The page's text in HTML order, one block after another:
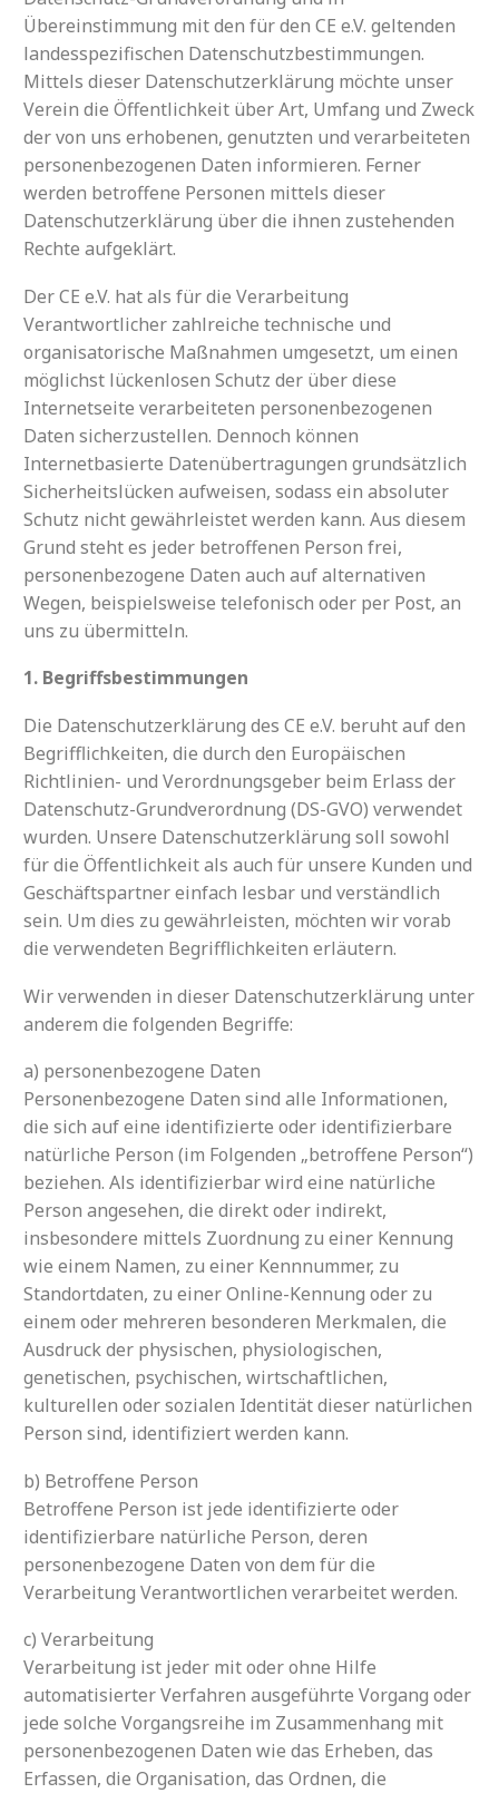
Übereinstimmung mit den für den CE e.V. geltenden
landesspezifischen Datenschutzbestimmungen.
Mittels dieser Datenschutzerklärung möchte unser
Verein die Öffentlichkeit über Art, Umfang und Zweck
der von uns erhobenen, genutzten und verarbeiteten
personenbezogenen Daten informieren. Ferner
werden betroffene Personen mittels dieser
Datenschutzerklärung über die ihnen zustehenden
Rechte aufgeklärt.
Der CE e.V. hat als für die Verarbeitung
Verantwortlicher zahlreiche technische und
organisatorische Maßnahmen umgesetzt, um einen
möglichst lückenlosen Schutz der über diese
Internetseite verarbeiteten personenbezogenen
Daten sicherzustellen. Dennoch können
Internetbasierte Datenübertragungen grundsätzlich
Sicherheitslücken aufweisen, sodass ein absoluter
Schutz nicht gewährleistet werden kann. Aus diesem
Grund steht es jeder betroffenen Person frei,
personenbezogene Daten auch auf alternativen
Wegen, beispielsweise telefonisch oder per Post, an
uns zu übermitteln.
1. Begriffsbestimmungen
Die Datenschutzerklärung des CE e.V. beruht auf den
Begrifflichkeiten, die durch den Europäischen
Richtlinien- und Verordnungsgeber beim Erlass der
Datenschutz-Grundverordnung (DS-GVO) verwendet
wurden. Unsere Datenschutzerklärung soll sowohl
für die Öffentlichkeit als auch für unsere Kunden und
Geschäftspartner einfach lesbar und verständlich
sein. Um dies zu gewährleisten, möchten wir vorab
die verwendeten Begrifflichkeiten erläutern.
Wir verwenden in dieser Datenschutzerklärung unter
anderem die folgenden Begriffe:
a) personenbezogene Daten
Personenbezogene Daten sind alle Informationen,
die sich auf eine identifizierte oder identifizierbare
natürliche Person (im Folgenden „betroffene Person“)
beziehen. Als identifizierbar wird eine natürliche
Person angesehen, die direkt oder indirekt,
insbesondere mittels Zuordnung zu einer Kennung
wie einem Namen, zu einer Kennnummer, zu
Standortdaten, zu einer Online-Kennung oder zu
einem oder mehreren besonderen Merkmalen, die
Ausdruck der physischen, physiologischen,
genetischen, psychischen, wirtschaftlichen,
kulturellen oder sozialen Identität dieser natürlichen
Person sind, identifiziert werden kann.
b) Betroffene Person
Betroffene Person ist jede identifizierte oder
identifizierbare natürliche Person, deren
personenbezogene Daten von dem für die
Verarbeitung Verantwortlichen verarbeitet werden.
c) Verarbeitung
Verarbeitung ist jeder mit oder ohne Hilfe
automatisierter Verfahren ausgeführte Vorgang oder
jede solche Vorgangsreihe im Zusammenhang mit
personenbezogenen Daten wie das Erheben, das
Erfassen, die Organisation, das Ordnen, die